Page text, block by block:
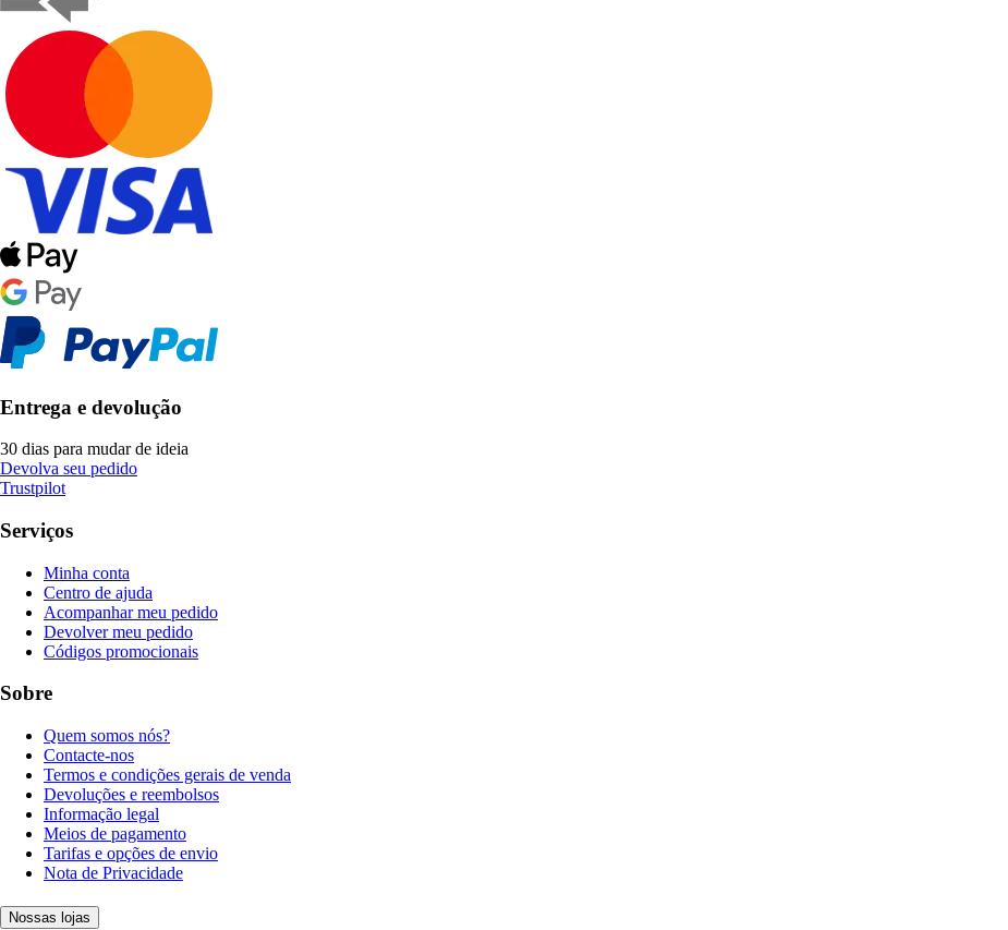
Entrega e devolução
30 dias para mudar de ideia
Devolva seu pedido
Trustpilot
Serviços
Minha conta
Centro de ajuda
Acompanhar meu pedido
Devolver meu pedido
Códigos promocionais
Sobre
Quem somos nós?
Contacte-nos
Termos e condições gerais de venda
Devoluções e reembolsos
Informação legal
Meios de pagamento
Tarifas e opções de envio
Nota de Privacidade
Nossas lojas